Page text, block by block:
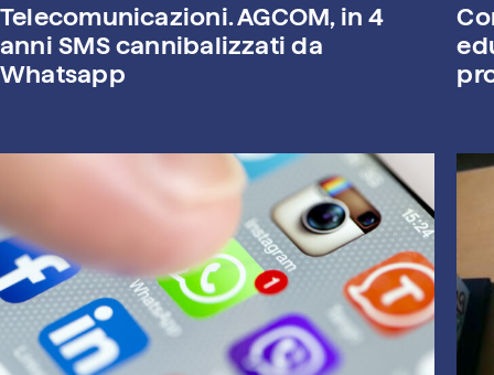
Telecomunicazioni. AGCOM, in 4
anni SMS cannibalizzati da
Whatsapp